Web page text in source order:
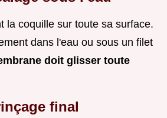
la coquille sur toute sa surface.
dans l'eau ou sous un filet
doit glisser toute
final